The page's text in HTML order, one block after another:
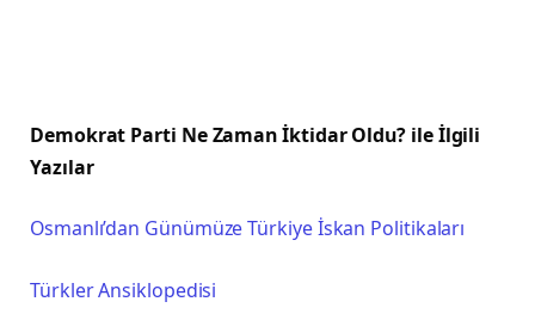
Demokrat Parti Ne Zaman İktidar Oldu? ile İlgili
Yazılar
Osmanlı’dan Günümüze Türkiye İskan Politikaları
Türkler Ansiklopedisi